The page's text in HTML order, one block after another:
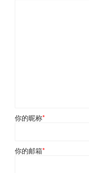
你的昵称*
你的邮箱*